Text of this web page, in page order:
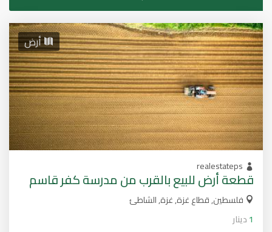
أرض
realestateps
قطعة أرض للبيع بالقرب من مدرسة كفر قاسم
فلسطين, قطاع غزة, غزة, الشاطئ
1دينار